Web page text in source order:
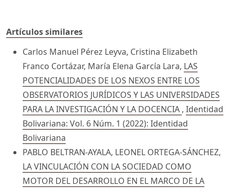
Artículos similares
Carlos Manuel Pérez Leyva, Cristina Elizabeth
Franco Cortázar, María Elena García Lara, LAS
POTENCIALIDADES DE LOS NEXOS ENTRE LOS
OBSERVATORIOS JURÍDICOS Y LAS UNIVERSIDADES
PARA LA INVESTIGACIÓN Y LA DOCENCIA , Identidad
Bolivariana: Vol. 6 Núm. 1 (2022): Identidad
Bolivariana
PABLO BELTRAN-AYALA, LEONEL ORTEGA-SÁNCHEZ,
LA VINCULACIÓN CON LA SOCIEDAD COMO
MOTOR DEL DESARROLLO EN EL MARCO DE LA